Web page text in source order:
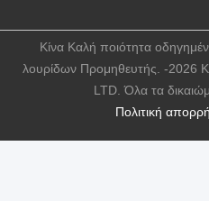
Πολιτική
Κίνα Καλή ποιότητα
λουρίδων Προμηθευτής. -2026
LTD. Όλα τα